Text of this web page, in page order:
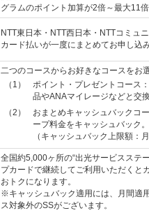
グラムのポイント加算が2倍～最大11
NTT東日本・NTT西日本・NTTコミュ
カード払いが一度にまとめてお申し込
二つのコースからお好きなコースをお
（1）
ポイント・プレゼントコース
品やANAマイレージなどと交
（2）
おまとめキャッシュバックコ
ープ料金をキャッシュバック。
（キャッシュバック上限額：
全国約5,000ヶ所の“出光サービスステ
プカードで継続してご利用いただくと
おトクになります。
※キャッシュバック適用には、月間適
ス対象外のSSがございます。